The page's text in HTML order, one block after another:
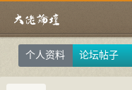
个人资料 论坛帖子